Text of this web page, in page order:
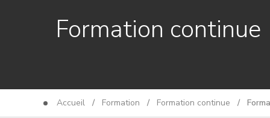
Formation continue
Accueil / Formation / Formation continue /